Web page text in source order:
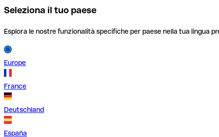
Seleziona il tuo paese
Esplora le nostre funzionalità specifiche per paese nella tua lingua
Europe
France
Deutschland
España